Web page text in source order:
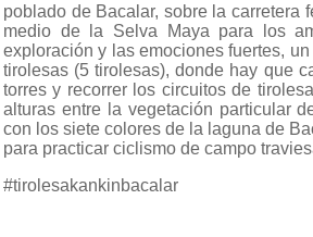
poblado de Bacalar, sobre la carretera
medio de la Selva Maya para los
exploración y las emociones fuertes,
tirolesas (5 tirolesas), donde hay que
torres y recorrer los circuitos de
alturas entre la vegetación particular
con los siete colores de la laguna de
para practicar ciclismo de campo
#tirolesakankinbacalar